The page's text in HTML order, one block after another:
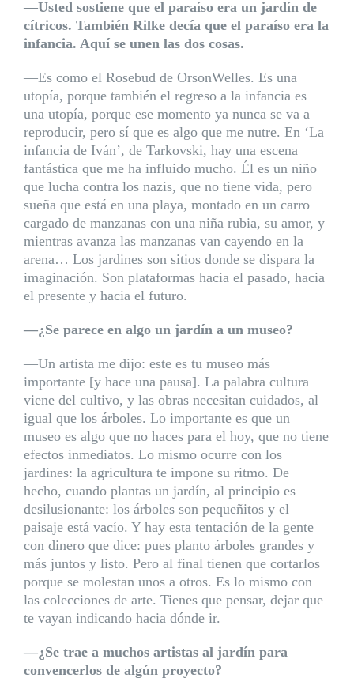
—Usted sostiene que el paraíso era un jardín de
cítricos. También Rilke decía que el paraíso era la
infancia. Aquí se unen las dos cosas.
—Es como el Rosebud de OrsonWelles. Es una
utopía, porque también el regreso a la infancia es
una utopía, porque ese momento ya nunca se va a
reproducir, pero sí que es algo que me nutre. En ‘La
infancia de Iván’, de Tarkovski, hay una escena
fantástica que me ha influido mucho. Él es un niño
que lucha contra los nazis, que no tiene vida, pero
sueña que está en una playa, montado en un carro
cargado de manzanas con una niña rubia, su amor, y
mientras avanza las manzanas van cayendo en la
arena… Los jardines son sitios donde se dispara la
imaginación. Son plataformas hacia el pasado, hacia
el presente y hacia el futuro.
—¿Se parece en algo un jardín a un museo?
—Un artista me dijo: este es tu museo más
importante [y hace una pausa]. La palabra cultura
viene del cultivo, y las obras necesitan cuidados, al
igual que los árboles. Lo importante es que un
museo es algo que no haces para el hoy, que no tiene
efectos inmediatos. Lo mismo ocurre con los
jardines: la agricultura te impone su ritmo. De
hecho, cuando plantas un jardín, al principio es
desilusionante: los árboles son pequeñitos y el
paisaje está vacío. Y hay esta tentación de la gente
con dinero que dice: pues planto árboles grandes y
más juntos y listo. Pero al final tienen que cortarlos
porque se molestan unos a otros. Es lo mismo con
las colecciones de arte. Tienes que pensar, dejar que
te vayan indicando hacia dónde ir.
—¿Se trae a muchos artistas al jardín para
convencerlos de algún proyecto?